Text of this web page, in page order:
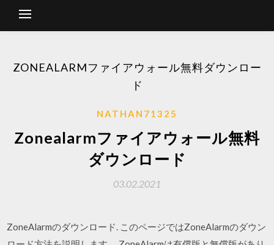
ZONEALARMファイアウォール無料ダウンロー
ド
NATHAN71325
Zonealarmファイアウォール無料
ダウンロード
03.02.2021
ZoneAlarmのダウンロード. このページではZoneAlarmのダウン